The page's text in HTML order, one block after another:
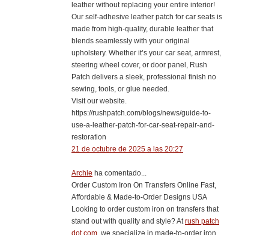
leather without replacing your entire interior!
Our self-adhesive leather patch for car seats is
made from high-quality, durable leather that
blends seamlessly with your original
upholstery. Whether it’s your car seat, armrest,
steering wheel cover, or door panel, Rush
Patch delivers a sleek, professional finish no
sewing, tools, or glue needed.
Visit our website.
https://rushpatch.com/blogs/news/guide-to-
use-a-leather-patch-for-car-seat-repair-and-
restoration
21 de octubre de 2025 a las 20:27
Archie ha comentado...
Order Custom Iron On Transfers Online Fast,
Affordable & Made-to-Order Designs USA
Looking to order custom iron on transfers that
stand out with quality and style? Atrush patch